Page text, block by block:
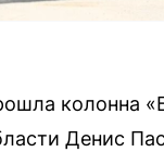
колонна
Денис